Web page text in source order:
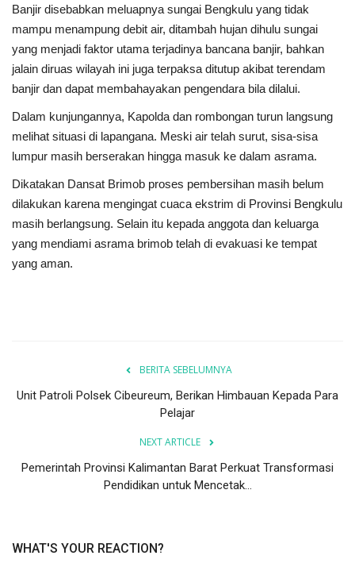
Banjir disebabkan meluapnya sungai Bengkulu yang tidak
mampu menampung debit air, ditambah hujan dihulu sungai
yang menjadi faktor utama terjadinya bancana banjir, bahkan
jalain diruas wilayah ini juga terpaksa ditutup akibat terendam
banjir dan dapat membahayakan pengendara bila dilalui.
Dalam kunjungannya, Kapolda dan rombongan turun langsung
melihat situasi di lapangana. Meski air telah surut, sisa-sisa
lumpur masih berserakan hingga masuk ke dalam asrama.
Dikatakan Dansat Brimob proses pembersihan masih belum
dilakukan karena mengingat cuaca ekstrim di Provinsi Bengkulu
masih berlangsung. Selain itu kepada anggota dan keluarga
yang mendiami asrama brimob telah di evakuasi ke tempat
yang aman.
BERITA SEBELUMNYA
Unit Patroli Polsek Cibeureum, Berikan Himbauan Kepada Para
Pelajar
NEXT ARTICLE
Pemerintah Provinsi Kalimantan Barat Perkuat Transformasi
Pendidikan untuk Mencetak...
WHAT'S YOUR REACTION?